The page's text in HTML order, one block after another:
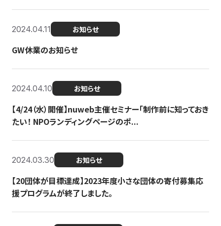
2024.04.11 お知らせ
GW休業のお知らせ
2024.04.10 お知らせ
【4/24（水）開催】nuweb主催セミナー「制作前に知っておき
たい！ NPOランディングページのポ...
2024.03.30 お知らせ
【20団体が目標達成】2023年度小さな団体の寄付募集応
援プログラムが終了しました。